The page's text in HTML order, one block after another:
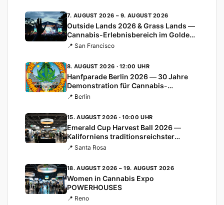
7. AUGUST 2026 – 9. AUGUST 2026
Outside Lands 2026 & Grass Lands —
Cannabis-Erlebnisbereich im Golden
Gate Park
📍 San Francisco
8. AUGUST 2026 · 12:00 UHR
Hanfparade Berlin 2026 — 30 Jahre
Demonstration für Cannabis-
Legalisierung
📍 Berlin
15. AUGUST 2026 · 10:00 UHR
Emerald Cup Harvest Ball 2026 —
Kaliforniens traditionsreichster
Cannabis-Cup
📍 Santa Rosa
18. AUGUST 2026 – 19. AUGUST 2026
Women in Cannabis Expo
POWERHOUSES
📍 Reno